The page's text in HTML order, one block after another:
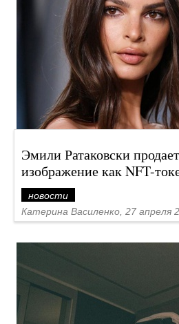
Эмили Ратаковски
изображение как NFT-
новости
Катерина Василенко, 27 апреля